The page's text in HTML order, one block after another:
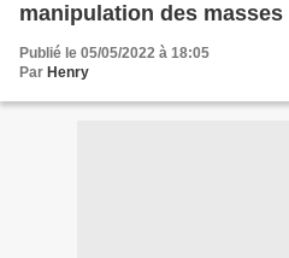
manipulation des masses
Publié le 05/05/2022 à 18:05
Par Henry